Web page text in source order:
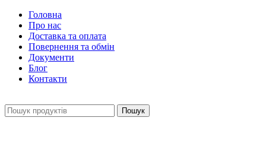
Головна
Про нас
Доставка та оплата
Повернення та обмін
Документи
Блог
Контакти
Пошук